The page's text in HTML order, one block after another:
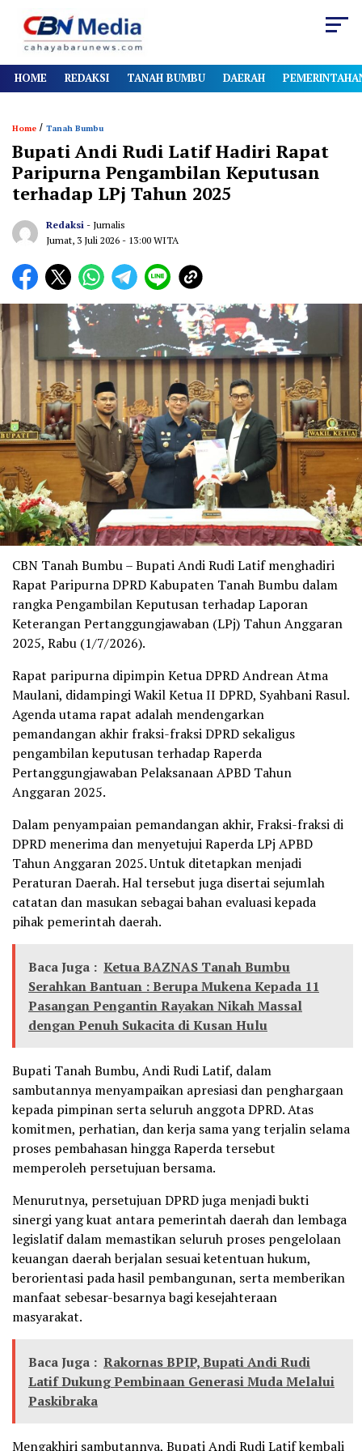
HOME REDAKSI TANAH BUMBU DAERAH
Home / Tanah Bumbu
Bupati Andi Rudi Latif Hadiri Rapat
Paripurna Pengambilan Keputusan
terhadap LPj Tahun 2025
Redaksi - Jurnalis
Jumat, 3 Juli 2026 - 13:00 WITA
CBN Tanah Bumbu – Bupati Andi Rudi Latif menghadiri
Rapat Paripurna DPRD Kabupaten Tanah Bumbu dalam
rangka Pengambilan Keputusan terhadap Laporan
Keterangan Pertanggungjawaban (LPj) Tahun Anggaran
2025, Rabu (1/7/2026).
Rapat paripurna dipimpin Ketua DPRD Andrean Atma
Maulani, didampingi Wakil Ketua II DPRD, Syahbani Rasul.
Agenda utama rapat adalah mendengarkan
pemandangan akhir fraksi-fraksi DPRD sekaligus
pengambilan keputusan terhadap Raperda
Pertanggungjawaban Pelaksanaan APBD Tahun
Anggaran 2025.
Dalam penyampaian pemandangan akhir, Fraksi-fraksi di
DPRD menerima dan menyetujui Raperda LPj APBD
Tahun Anggaran 2025. Untuk ditetapkan menjadi
Peraturan Daerah. Hal tersebut juga disertai sejumlah
catatan dan masukan sebagai bahan evaluasi kepada
pihak pemerintah daerah.
Baca Juga : Ketua BAZNAS Tanah Bumbu
Serahkan Bantuan : Berupa Mukena Kepada 11
Pasangan Pengantin Rayakan Nikah Massal
dengan Penuh Sukacita di Kusan Hulu
Bupati Tanah Bumbu, Andi Rudi Latif, dalam
sambutannya menyampaikan apresiasi dan penghargaan
kepada pimpinan serta seluruh anggota DPRD. Atas
komitmen, perhatian, dan kerja sama yang terjalin selama
proses pembahasan hingga Raperda tersebut
memperoleh persetujuan bersama.
Menurutnya, persetujuan DPRD juga menjadi bukti
sinergi yang kuat antara pemerintah daerah dan lembaga
legislatif dalam memastikan seluruh proses pengelolaan
keuangan daerah berjalan sesuai ketentuan hukum,
berorientasi pada hasil pembangunan, serta memberikan
manfaat sebesar-besarnya bagi kesejahteraan
masyarakat.
Baca Juga : Rakornas BPIP, Bupati Andi Rudi
Latif Dukung Pembinaan Generasi Muda Melalui
Paskibraka
Mengakhiri sambutannya, Bupati Andi Rudi Latif kembali